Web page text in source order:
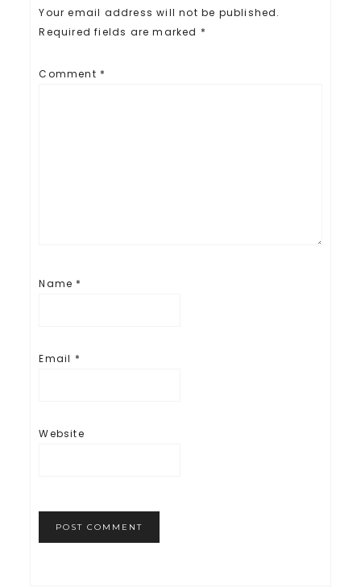
Your email address will not be published.
Required fields are marked *
Comment *
Name *
Email *
Website